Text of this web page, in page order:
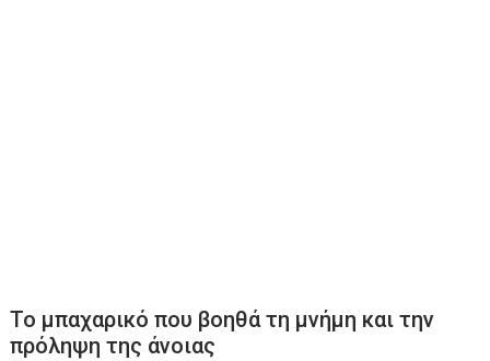
Το μπαχαρικό που βοηθά τη μνήμη και την
πρόληψη της άνοιας